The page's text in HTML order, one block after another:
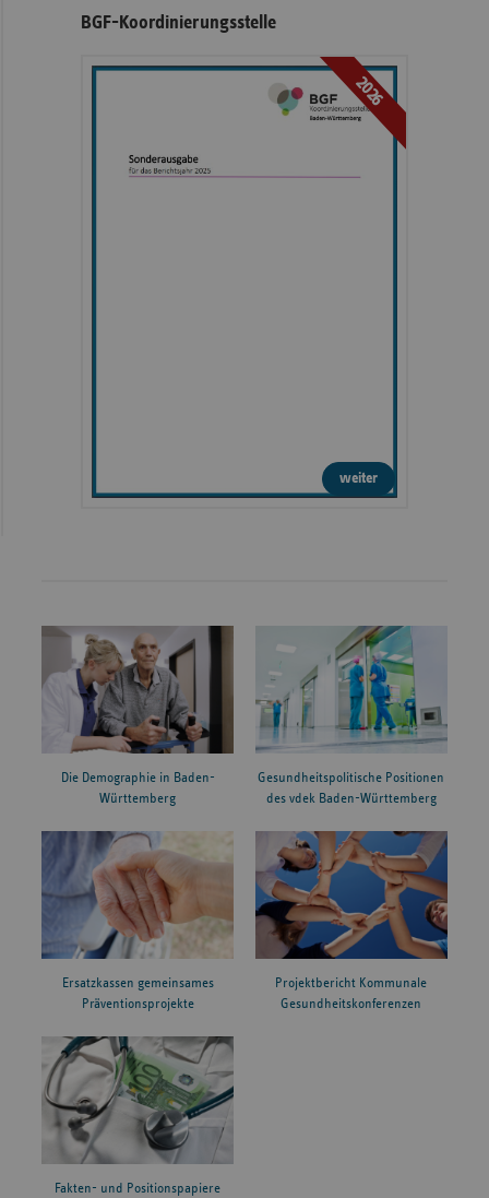
BGF-Koordinierungsstelle
2026
weiter
Die Demographie in Baden-
Württemberg
Gesundheitspolitische Positionen
des vdek Baden-Württemberg
Ersatzkassen gemeinsames
Präventionsprojekte
Projektbericht Kommunale
Gesundheitskonferenzen
Fakten- und Positionspapiere